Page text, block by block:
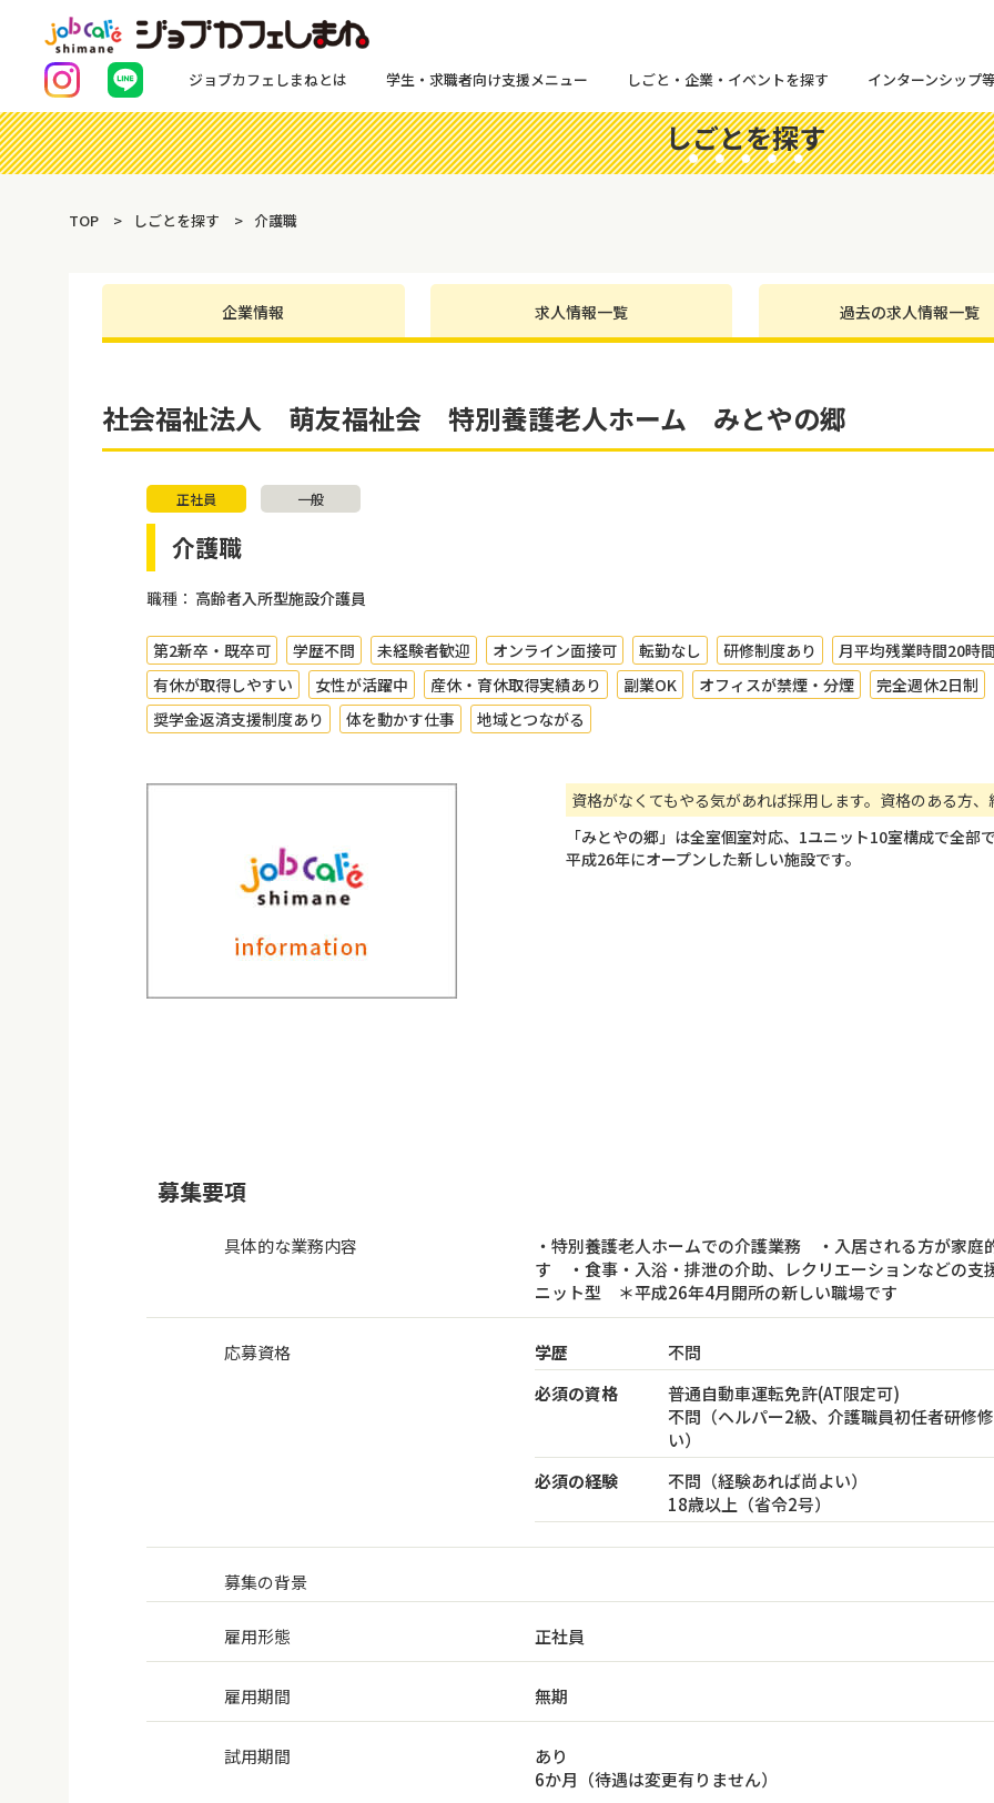
ジョブカフェしまねとは 学生・求職者向け支援メニュー しごと・企業・イベントを探す インターンシップ
しごとを探す
TOP しごとを探す 介護職
企業情報 求人情報一覧 過去の求人情報一覧
社会福祉法人 萌友福祉会 特別養護老人ホーム みとやの郷
正社員 一般
介護職
職種： 高齢者入所型施設介護員
第2新卒・既卒可 学歴不問 未経験者歓迎 オンライン面接可 転勤なし 研修制度あり
月平均残業時間20時
有休が取得しやすい
女性が活躍中 産休・育休取得実績あり 副業OK オフィスが禁煙・分煙
完全週休2日制
奨学金返済支援制度あり
体を動かす仕事 地域とつながる
資格がなくてもやる気があれば採用します。資格のある方
「みとやの郷」は全室個室対応、1ユニット10室構成で全部
平成26年にオープンした新しい施設です。
募集要項
具体的な業務内容
・特別養護老人ホームでの介護業務 ・入居される方が家庭
す ・食事・入浴・排泄の介助、レクリエーションなどの
ニット型 ＊平成26年4月開所の新しい職場です
応募資格 学歴
不問
必須の資格
普通自動車運転免許(AT限定可)
不問（ヘルパー2級、介護職員初任者研修
い）
必須の経験
不問（経験あれば尚よい）
18歳以上（省令2号）
募集の背景
雇用形態 正社員
雇用期間 無期
試用期間
あり
6か月（待遇は変更有りません）